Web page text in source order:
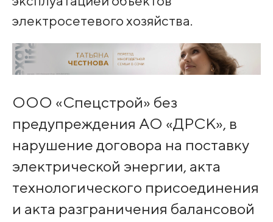
электросетевого хозяйства.
ООО «Спецстрой» без
предупреждения АО «ДРСК», в
нарушение договора на поставку
электрической энергии, акта
технологического присоединения
и акта разграничения балансовой